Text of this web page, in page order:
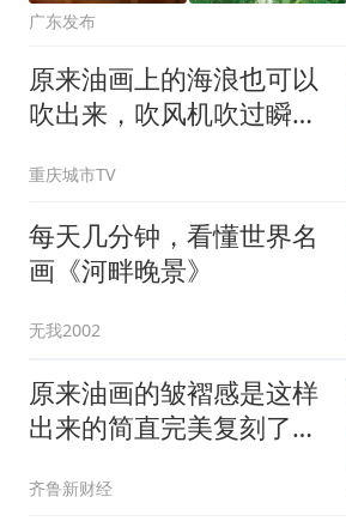
广东发布
原来油画上的海浪也可以
吹出来，吹风机吹过瞬间
重庆城市TV
每天几分钟，看懂世界名
画《河畔晚景》
无我2002
原来油画的皱褶感是这样
出来的简直完美复刻了海
术果然来源于生活
齐鲁新财经